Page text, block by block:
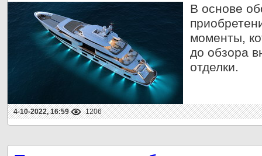
В основе
моменты,
до обзора
отделки.
4-10-2022, 16:59 1206